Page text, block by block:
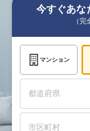
今すぐあな
（
マンション